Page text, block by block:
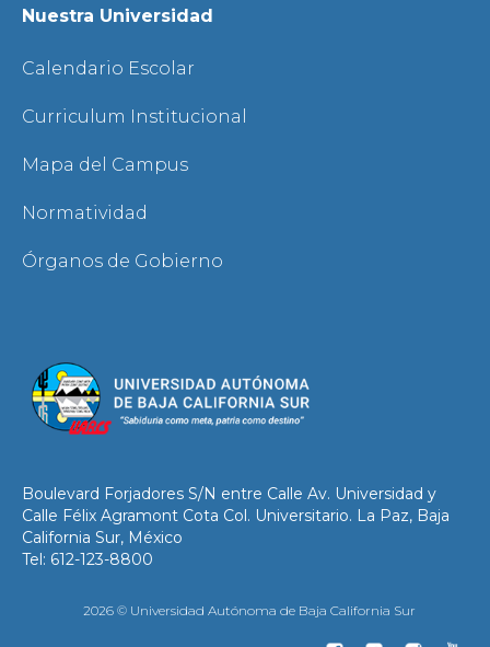
Nuestra Universidad
Calendario Escolar
Curriculum Institucional
Mapa del Campus
Normatividad
Órganos de Gobierno
Boulevard Forjadores S/N entre Calle Av. Universidad y
Calle Félix Agramont Cota Col. Universitario. La Paz, Baja
California Sur, México
Tel: 612-123-8800
2026 © Universidad Autónoma de Baja California Sur